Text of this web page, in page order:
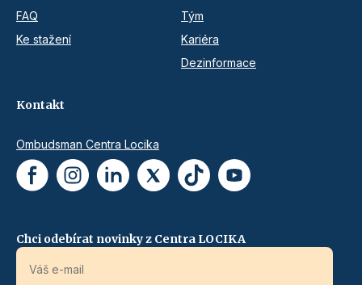
FAQ
Ke stažení
Tým
Kariéra
Dezinformace
Kontakt
Ombudsman Centra Locika
Chci odebírat novinky z Centra LOCIKA